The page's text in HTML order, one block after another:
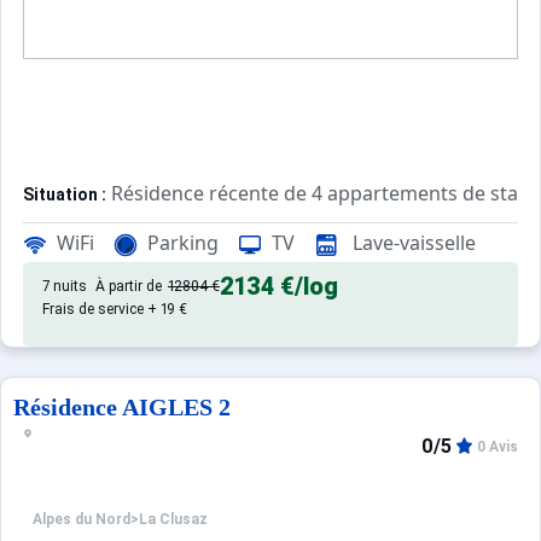
Situation : Résidence récente de 4 appartements de
La Clusaz - Centre village - 116 impasse des Sorbiers -
Appartement de particulier :Confortable et agréable, ce
WiFi Parking TV Lave-vaisselle
7 nuits À partir de 12804 €2134 €/log
Frais de service + 19 €
Résidence AIGLES 2
Alpes du Nord > La Clusaz
0/5 0 Avis